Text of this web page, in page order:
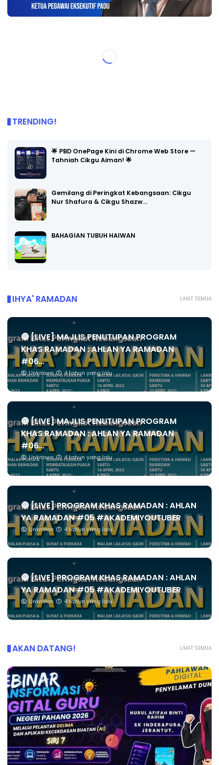
TRENDING!
🌟 PBD OnePage Kini di Chrome Web Store —
Tahniah Cikgu Aiman! 🌟
Gemilang di Peringkat Kebangsaan: Cikgu
Nur Shafura & Cikgu Shazw…
BAHAGIAN TUBUH HAIWAN
LIHAT SEMUA
IHYA' RAMADAN
🔴 [LIVE] MAJLIS PENUTUPAN PROGRAM
KHAS RAMADAN : AHLAN YA RAMADAN
#06...
Unknown 4 tahun yang lalu
🔴 [LIVE] MAJLIS PENUTUPAN PROGRAM
KHAS RAMADAN : AHLAN YA RAMADAN
#06...
Unknown 4 tahun yang lalu
🔴 [LIVE] PROGRAM KHAS RAMADAN : AHLAN
YA RAMADAN #05 #AKADEMIYOUTUBER
Unknown 4 tahun yang lalu
🔴 [LIVE] PROGRAM KHAS RAMADAN : AHLAN
YA RAMADAN #05 #AKADEMIYOUTUBER
Unknown 4 tahun yang lalu
LIHAT SEMUA
AKAN DATANG!